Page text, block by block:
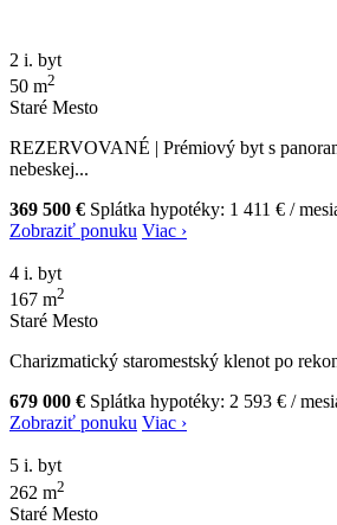
2 i. byt
50 m2
Staré Mesto
REZERVOVANÉ | Prémiový byt s
nebeskej...
369 500 € Splátka hypotéky: 1 411 € /
Zobraziť ponuku Viac ›
4 i. byt
167 m2
Staré Mesto
Charizmatický staromestský klenot po
679 000 € Splátka hypotéky: 2 593 € /
Zobraziť ponuku Viac ›
5 i. byt
262 m2
Staré Mesto